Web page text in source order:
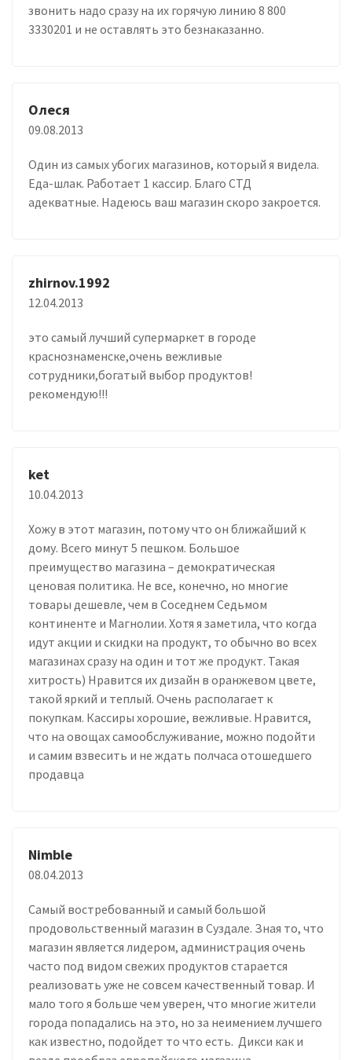
звонить надо сразу на их горячую линию 8 800
3330201 и не оставлять это безнаказанно.
Олеся
09.08.2013
Один из самых убогих магазинов, который я видела.
Еда-шлак. Работает 1 кассир. Благо СТД
адекватные. Надеюсь ваш магазин скоро закроется.
zhirnov.1992
12.04.2013
это самый лучший супермаркет в городе
краснознаменске,очень вежливые
сотрудники,богатый выбор продуктов!
рекомендую!!!
ket
10.04.2013
Хожу в этот магазин, потому что он ближайший к
дому. Всего минут 5 пешком. Большое
преимущество магазина – демократическая
ценовая политика. Не все, конечно, но многие
товары дешевле, чем в Соседнем Седьмом
континенте и Магнолии. Хотя я заметила, что когда
идут акции и скидки на продукт, то обычно во всех
магазинах сразу на один и тот же продукт. Такая
хитрость) Нравится их дизайн в оранжевом цвете,
такой яркий и теплый. Очень располагает к
покупкам. Кассиры хорошие, вежливые. Нравится,
что на овощах самообслуживание, можно подойти
и самим взвесить и не ждать полчаса отошедшего
продавца
Nimble
08.04.2013
Самый востребованный и самый большой
продовольственный магазин в Суздале. Зная то, что
магазин является лидером, администрация очень
часто под видом свежих продуктов старается
реализовать уже не совсем качественный товар. И
мало того я больше чем уверен, что многие жители
города попадались на это, но за неимением лучшего
как известно, подойдет то что есть. Дикси как и